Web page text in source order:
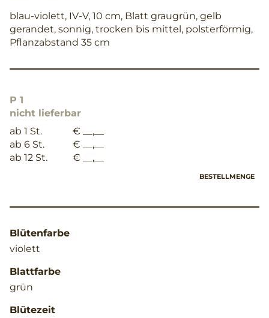
blau-violett, IV-V, 10 cm, Blatt graugrün, gelb
gerandet, sonnig, trocken bis mittel, polsterförmig,
Pflanzabstand 35 cm
P 1
nicht lieferbar
ab 1 St.
€ __,__
ab 6 St.
€ __,__
ab 12 St.
€ __,__
BESTELLMENGE
Blütenfarbe
violett
Blattfarbe
grün
Blütezeit